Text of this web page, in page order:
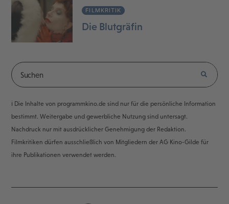
FILMKRITIK
Die Blutgräfin
ℹ️ Die Inhalte von programmkino.de sind nur für die persönliche Information
bestimmt. Weitergabe und gewerbliche Nutzung sind untersagt.
Nachdruck nur mit ausdrücklicher Genehmigung der Redaktion.
Filmkritiken dürfen ausschließlich von Mitgliedern der AG Kino-Gilde für
ihre Publikationen verwendet werden.